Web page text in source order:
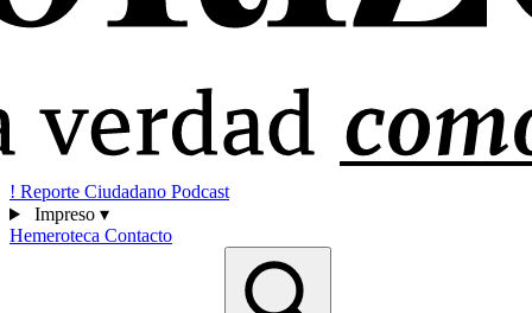
! Reporte Ciudadano Podcast
Impreso ▾
Hemeroteca Contacto